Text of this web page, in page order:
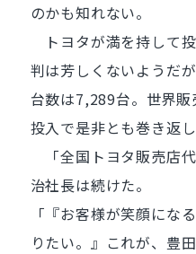
のかも知れない。
トヨタが満を持して
判は芳しくないようだ
台数は7,289台。世界
投入で是非とも巻き返
「全国トヨタ販売店
治社長は続けた。
「『お客様が笑顔にな
りたい。』これが、豊